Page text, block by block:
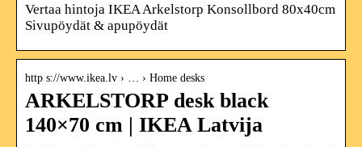
Vertaa hintoja IKEA Arkelstorp Konsollbord 80x40cm
Sivupöydät & apupöydät
http s://www.ikea.lv › … › Home desks
ARKELSTORP desk black
140×70 cm | IKEA Latvija